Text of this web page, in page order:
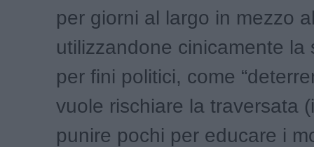
per giorni al largo in mezzo
utilizzandone cinicamente la
per fini politici, come
vuole rischiare la traversata
punire pochi per educare i